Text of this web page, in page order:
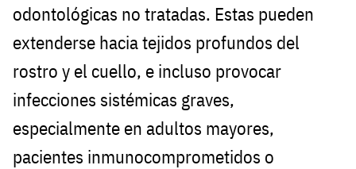
odontológicas no tratadas. Estas pueden
extenderse hacia tejidos profundos del
rostro y el cuello, e incluso provocar
infecciones sistémicas graves,
especialmente en adultos mayores,
pacientes inmunocomprometidos o